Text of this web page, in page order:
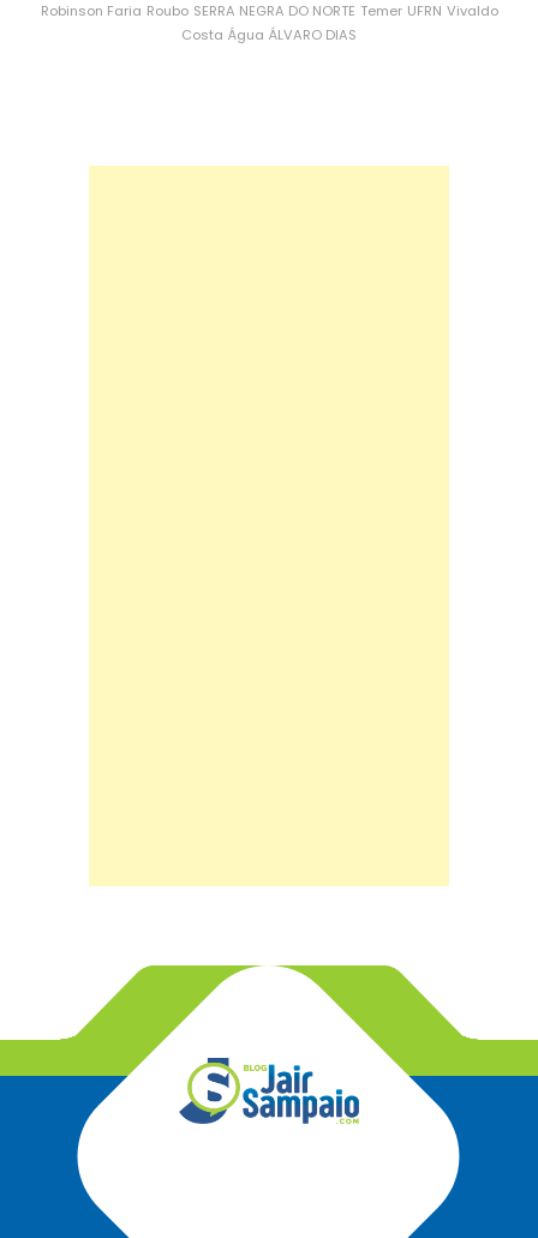
Robinson Faria Roubo SERRA NEGRA DO NORTE Temer UFRN Vivaldo
Costa Água ÁLVARO DIAS